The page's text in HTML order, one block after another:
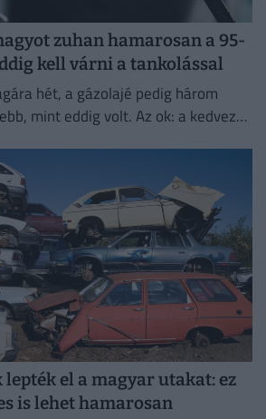
zuhan hamarosan a 95-
kell várni a tankolással
hét, a gázolajé pedig három
mint eddig volt. Az ok: a kedvező
lepték el a magyar utakat: ez
is lehet hamarosan